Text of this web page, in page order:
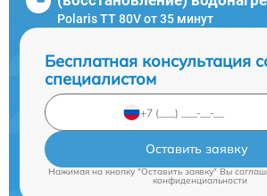
Polaris TT 80V от 35 минут
Бесплатная консультация
специалистом
Оставить заявку
Нажимая на кнопку "Оставить заявку" Вы
конфиденциальности